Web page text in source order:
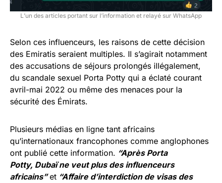
L’un des articles portant sur l’information et relayé sur WhatsApp
Selon ces influenceurs, les raisons de cette décision
des Emiratis seraient multiples. Il s’agirait notamment
des accusations de séjours prolongés illégalement,
du scandale sexuel Porta Potty qui a éclaté courant
avril-mai 2022 ou même des menaces pour la
sécurité des Émirats.
Plusieurs médias en ligne tant africains
qu’internationaux francophones comme anglophones
ont publié cette information. “Après Porta
Potty, Dubaï ne veut plus des influenceurs
africains” et “Affaire d’interdiction de visas des